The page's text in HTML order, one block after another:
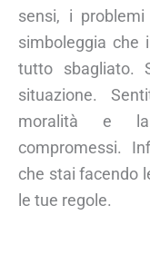
sensi, i problemi
simboleggia che
tutto sbagliato.
situazione.
moralità e la
compromessi.
che stai facendo
le tue regole.